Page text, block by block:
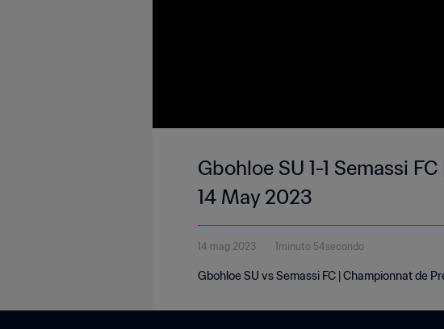
Gbohloe SU 1-1 Semassi
14 May 2023
14 mag 2023 1minuto 54secondo
Gbohloe SU vs Semassi FC | Championnat de